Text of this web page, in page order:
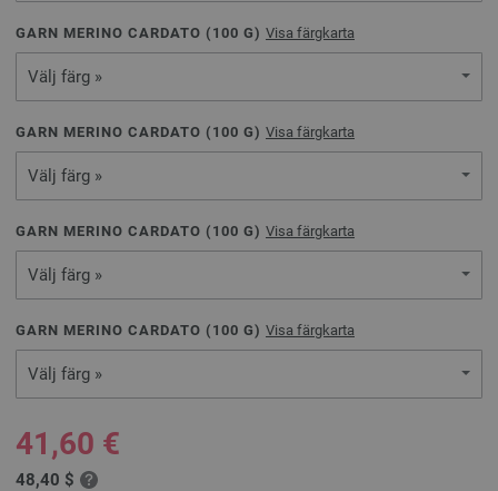
GARN MERINO CARDATO ( 100 G) Visa färgkarta
Välj färg »
GARN MERINO CARDATO ( 100 G) Visa färgkarta
Välj färg »
GARN MERINO CARDATO ( 100 G) Visa färgkarta
Välj färg »
GARN MERINO CARDATO ( 100 G) Visa färgkarta
Välj färg »
41,60 €
48,40 $